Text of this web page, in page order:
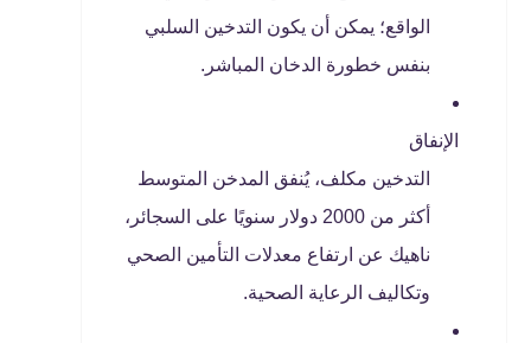
الواقع؛ يمكن أن يكون التدخين السلبي
بنفس خطورة الدخان المباشر.
الإنفاق
التدخين مكلف، يُنفق المدخن المتوسط ​​
أكثر من 2000 دولار سنويًا على السجائر،
ناهيك عن ارتفاع معدلات التأمين الصحي
وتكاليف الرعاية الصحية.